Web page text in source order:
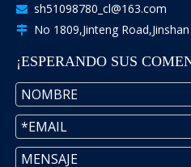
 sh51098780_cl@163.com
 No 1809,Jinteng
¡ESPERANDO SUS